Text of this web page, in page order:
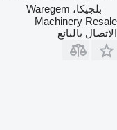
بلجيكا، Waregem
Machinery Resale
الاتصال بالبائع